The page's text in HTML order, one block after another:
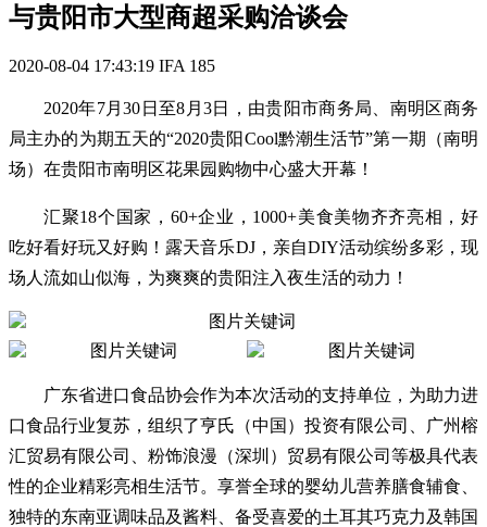
与贵阳市大型商超采购洽谈会
2020-08-04 17:43:19 IFA 185
2020年7月30日至8月3日，由贵阳市商务局、南明区商务
局主办的为期五天的“2020贵阳Cool黔潮生活节”第一期（南明
场）在贵阳市南明区花果园购物中心盛大开幕！
汇聚18个国家，60+企业，1000+美食美物齐齐亮相，好
吃好看好玩又好购！露天音乐DJ，亲自DIY活动缤纷多彩，现
场人流如山似海，为爽爽的贵阳注入夜生活的动力！
广东省进口食品协会作为本次活动的支持单位，为助力进
口食品行业复苏，组织了亨氏（中国）投资有限公司、广州榕
汇贸易有限公司、粉饰浪漫（深圳）贸易有限公司等极具代表
性的企业精彩亮相生活节。享誉全球的婴幼儿营养膳食辅食、
独特的东南亚调味品及酱料、备受喜爱的土耳其巧克力及韩国